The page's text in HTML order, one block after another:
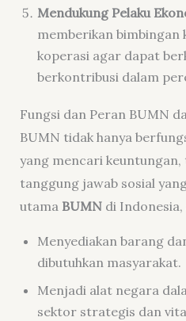
Mendukung Pelaku
memberikan bimbingan
koperasi agar dapat
berkontribusi dalam
Fungsi dan Peran BUMN
BUMN tidak hanya
yang mencari
tanggung jawab sosial
utama BUMNdi Indonesia,
Menyediakan barang
dibutuhkan masyarakat.
Menjadi alat negara
sektor strategis dan